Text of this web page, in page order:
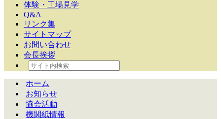
体験・工場見学
Q&A
リンク集
サイトマップ
お問い合わせ
会長挨拶
ホーム
お知らせ
協会活動
機関紙情報